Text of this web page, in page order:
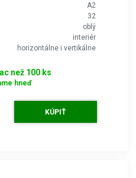
A2
32
oblý
interiér
horizontálne i vertikálne
než 100 ks
hneď
KÚPIŤ